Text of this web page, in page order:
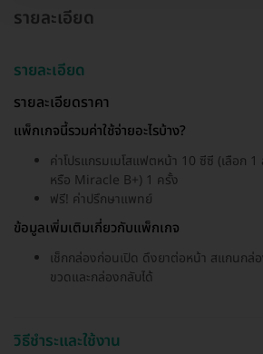
รายละเอียด
รายละเอียด
รายละเอียดราคา
แพ็กเกจนี้รวมค่าใช้จ่ายอะไรบ้าง?
ค่าโปรแกรมเมโสแฟตหน้า 10 ซีซี (เลือก
หรือ Miracle B+) 1 ครั้ง
ฟรี! ค่าปรึกษาแพทย์
ข้อมูลเพิ่มเติมเกี่ยวกับแพ็กเกจ
เช็กกล่องก่อนเปิด ดึงยาต่อหน้า สแกนกล่อ
ขวดและกล่องกลับได้
วิธีชำระและใช้งาน